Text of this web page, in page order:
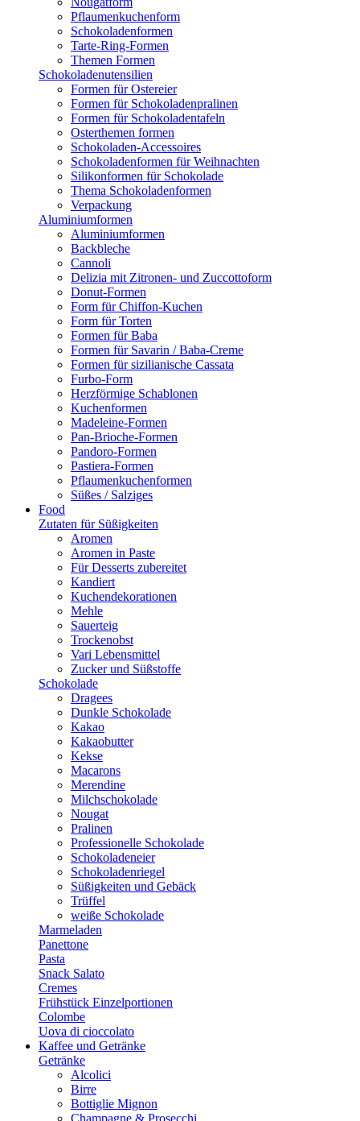
Pflaumenkuchenform
Schokoladenformen
Tarte-Ring-Formen
Themen Formen
Schokoladenutensilien
Formen für Ostereier
Formen für Schokoladenpralinen
Formen für Schokoladentafeln
Osterthemen formen
Schokoladen-Accessoires
Schokoladenformen für Weihnachten
Silikonformen für Schokolade
Thema Schokoladenformen
Verpackung
Aluminiumformen
Aluminiumformen
Backbleche
Cannoli
Delizia mit Zitronen- und Zuccottoform
Donut-Formen
Form für Chiffon-Kuchen
Form für Torten
Formen für Baba
Formen für Savarin / Baba-Creme
Formen für sizilianische Cassata
Furbo-Form
Herzförmige Schablonen
Kuchenformen
Madeleine-Formen
Pan-Brioche-Formen
Pandoro-Formen
Pastiera-Formen
Pflaumenkuchenformen
Süßes / Salziges
Food
Zutaten für Süßigkeiten
Aromen
Aromen in Paste
Für Desserts zubereitet
Kandiert
Kuchendekorationen
Mehle
Sauerteig
Trockenobst
Vari Lebensmittel
Zucker und Süßstoffe
Schokolade
Dragees
Dunkle Schokolade
Kakao
Kakaobutter
Kekse
Macarons
Merendine
Milchschokolade
Nougat
Pralinen
Professionelle Schokolade
Schokoladeneier
Schokoladenriegel
Süßigkeiten und Gebäck
Trüffel
weiße Schokolade
Marmeladen
Panettone
Pasta
Snack Salato
Cremes
Frühstück Einzelportionen
Colombe
Uova di cioccolato
Kaffee und Getränke
Getränke
Alcolici
Birre
Bottiglie Mignon
Champagne & Prosecchi